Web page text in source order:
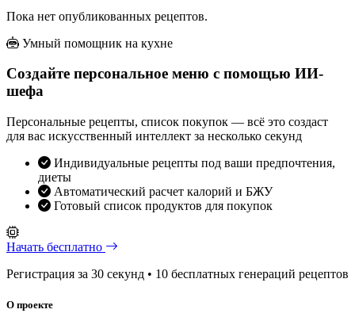
Пока нет опубликованных рецептов.
Умный помощник на кухне
Создайте персональное меню с помощью ИИ-
шефа
Персональные рецепты, список покупок — всё это создаст
для вас искусственный интеллект за несколько секунд
Индивидуальные рецепты под ваши предпочтения,
диеты
Автоматический расчет калорий и БЖУ
Готовый список продуктов для покупок
Начать бесплатно
Регистрация за 30 секунд • 10 бесплатных генераций рецептов
О проекте